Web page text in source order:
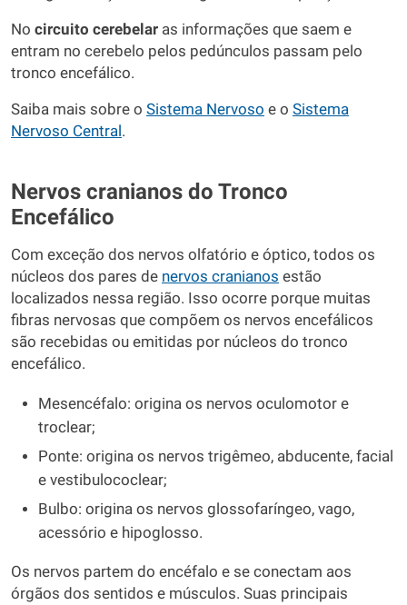
No circuito cerebelar as informações que saem e
entram no cerebelo pelos pedúnculos passam pelo
tronco encefálico.
Saiba mais sobre o Sistema Nervoso e o Sistema
Nervoso Central.
Nervos cranianos do Tronco
Encefálico
Com exceção dos nervos olfatório e óptico, todos os
núcleos dos pares de nervos cranianos estão
localizados nessa região. Isso ocorre porque muitas
fibras nervosas que compõem os nervos encefálicos
são recebidas ou emitidas por núcleos do tronco
encefálico.
Mesencéfalo: origina os nervos oculomotor e
troclear;
Ponte: origina os nervos trigêmeo, abducente, facial
e vestibulococlear;
Bulbo: origina os nervos glossofaríngeo, vago,
acessório e hipoglosso.
Os nervos partem do encéfalo e se conectam aos
órgãos dos sentidos e músculos. Suas principais